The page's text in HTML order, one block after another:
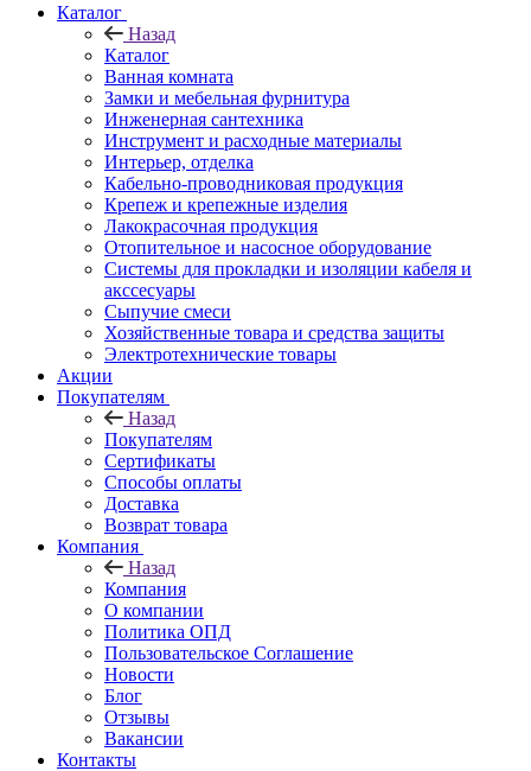
Каталог
Назад
Каталог
Ванная комната
Замки и мебельная фурнитура
Инженерная сантехника
Инструмент и расходные материалы
Интерьер, отделка
Кабельно-проводниковая продукция
Крепеж и крепежные изделия
Лакокрасочная продукция
Отопительное и насосное оборудование
Системы для прокладки и изоляции кабеля и
акссесуары
Сыпучие смеси
Хозяйственные товара и средства защиты
Электротехнические товары
Акции
Покупателям
Назад
Покупателям
Сертификаты
Способы оплаты
Доставка
Возврат товара
Компания
Назад
Компания
О компании
Политика ОПД
Пользовательское Соглашение
Новости
Блог
Отзывы
Вакансии
Контакты